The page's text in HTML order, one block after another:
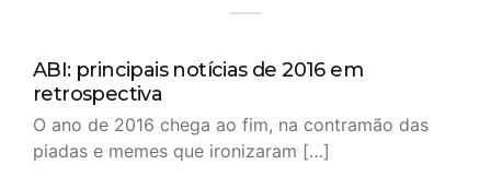
ABI: principais notícias de 2016 em
retrospectiva
O ano de 2016 chega ao fim, na contramão das
piadas e memes que ironizaram […]